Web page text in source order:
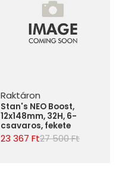
Raktáron
Stan's NEO Boost,
12x148mm, 32H, 6-
csavaros, fekete
23 367 Ft27 500 Ft